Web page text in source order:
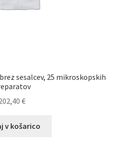
sesalcev, 25 mikroskopskih
€
v košarico